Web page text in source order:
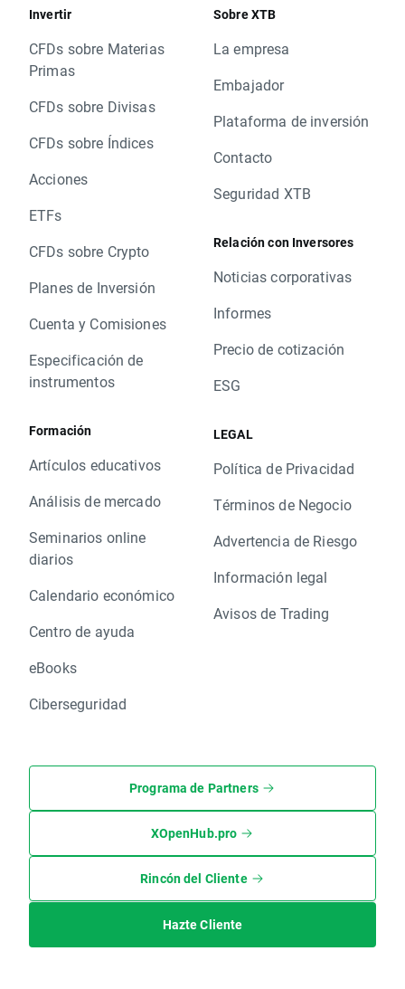
Invertir
CFDs sobre Materias
Primas
CFDs sobre Divisas
CFDs sobre Índices
Acciones
ETFs
CFDs sobre Crypto
Planes de Inversión
Cuenta y Comisiones
Especificación de
instrumentos
Formación
Artículos educativos
Análisis de mercado
Seminarios online
diarios
Calendario económico
Centro de ayuda
eBooks
Ciberseguridad
Sobre XTB
La empresa
Embajador
Plataforma de inversión
Contacto
Seguridad XTB
Relación con Inversores
Noticias corporativas
Informes
Precio de cotización
ESG
LEGAL
Política de Privacidad
Términos de Negocio
Advertencia de Riesgo
Información legal
Avisos de Trading
Programa de Partners
XOpenHub.pro
Rincón del Cliente
Hazte Cliente